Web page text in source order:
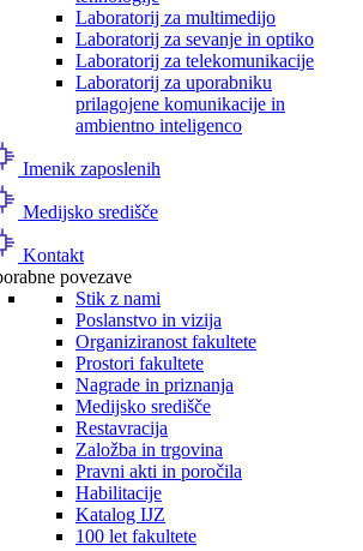
Laboratorij za multimedijo
Laboratorij za sevanje in optiko
Laboratorij za telekomunikacije
Laboratorij za uporabniku
prilagojene komunikacije in
ambientno inteligenco
Imenik zaposlenih
Medijsko središče
Kontakt
povezave
Stik z nami
Poslanstvo in vizija
Organiziranost fakultete
Prostori fakultete
Nagrade in priznanja
Medijsko središče
Restavracija
Založba in trgovina
Pravni akti in poročila
Habilitacije
Katalog IJZ
100 let fakultete